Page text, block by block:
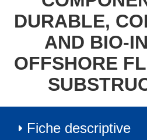
DURABLE,
AND BIO-
OFFSHORE
Fiche descriptive